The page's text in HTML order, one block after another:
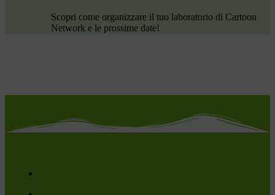
Scopri come organizzare il tuo laboratorio di Cartoon
Network e le prossime date!